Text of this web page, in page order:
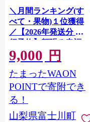
＼月間ランキング(す
べて・果物)１位獲得
／【2026年発送分 先
行予約】頬張る幸福
感 〜緑の宝石・ シ
ャインマスカット 〜
１ｋｇ以上（２〜３
房） フルーツ 山梨県
産 果物 くだもの シャ
イン マスカット ぶど
う ブドウ 葡萄 大粒 種
9,000 円
たまったWAON
POINTで寄附でき
る！
山梨県富士川町